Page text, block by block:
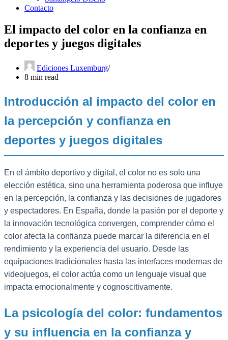
Contacto
El impacto del color en la confianza en
deportes y juegos digitales
Ediciones Luxemburg
8 min read
Introducción al impacto del color en
la percepción y confianza en
deportes y juegos digitales
En el ámbito deportivo y digital, el color no es solo una
elección estética, sino una herramienta poderosa que influye
en la percepción, la confianza y las decisiones de jugadores
y espectadores. En España, donde la pasión por el deporte y
la innovación tecnológica convergen, comprender cómo el
color afecta la confianza puede marcar la diferencia en el
rendimiento y la experiencia del usuario. Desde las
equipaciones tradicionales hasta las interfaces modernas de
videojuegos, el color actúa como un lenguaje visual que
impacta emocionalmente y cognoscitivamente.
La psicología del color: fundamentos
y su influencia en la confianza y